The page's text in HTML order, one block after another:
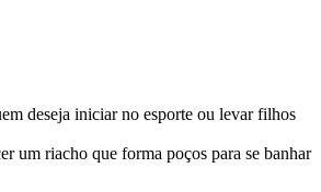
deseja iniciar no esporte ou levar filhos
um riacho que forma poços para se banhar